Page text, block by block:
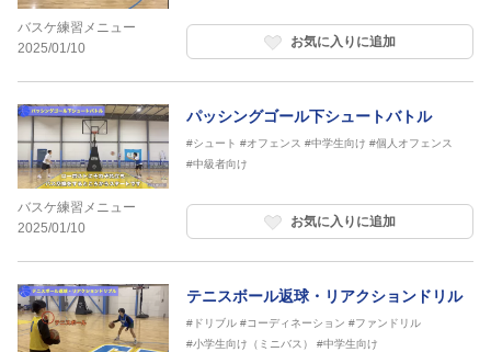
バスケ練習メニュー
2025/01/10
お気に入りに追加
バスケ練習メニュー
2025/01/10
パッシングゴール下シュートバトル
#シュート #オフェンス #中学生向け #個人オフェンス
#中級者向け
お気に入りに追加
テニスボール返球・リアクションドリル
#ドリブル #コーディネーション #ファンドリル
#小学生向け（ミニバス）
#中学生向け